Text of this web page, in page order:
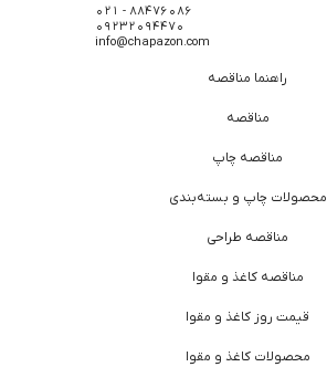
88476086 - 021
09232094470
info@chapazon.com
راهنما مناقصه
مناقصه
مناقصه چاپ
محصولات چاپ و بسته‌بندی
مناقصه طراحی
مناقصه کاغذ و مقوا
قیمت روز کاغذ و مقوا
محصولات کاغذ و مقوا